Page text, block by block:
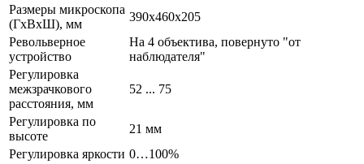
Размеры микроскопа
(ГхВхШ), мм
390х460х205
Револьверное
устройство
На 4 объектива, повернуто "от
наблюдателя"
Регулировка
межзрачкового
расстояния, мм
52 ... 75
Регулировка по
высоте
21 мм
Регулировка яркости 0…100%